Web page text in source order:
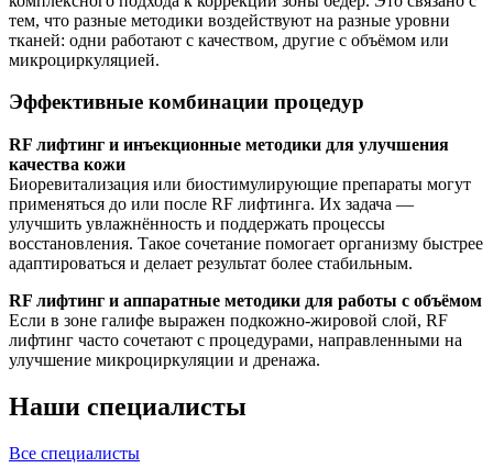
тем, что разные методики воздействуют на разные уровни
тканей: одни работают с качеством, другие с объёмом или
микроциркуляцией.
Эффективные комбинации процедур
RF лифтинг и инъекционные методики для улучшения
качества кожи
Биоревитализация или биостимулирующие препараты могут
применяться до или после RF лифтинга. Их задача —
улучшить увлажнённость и поддержать процессы
восстановления. Такое сочетание помогает организму быстрее
адаптироваться и делает результат более стабильным.
RF лифтинг и аппаратные методики для работы с объёмом
Если в зоне галифе выражен подкожно-жировой слой, RF
лифтинг часто сочетают с процедурами, направленными на
улучшение микроциркуляции и дренажа.
Наши специалисты
Все специалисты